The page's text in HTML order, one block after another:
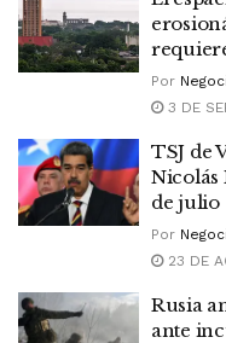
Por
3 DE
TSJ de
Nicolás
de julio
Por
23 DE
Rusia
ante